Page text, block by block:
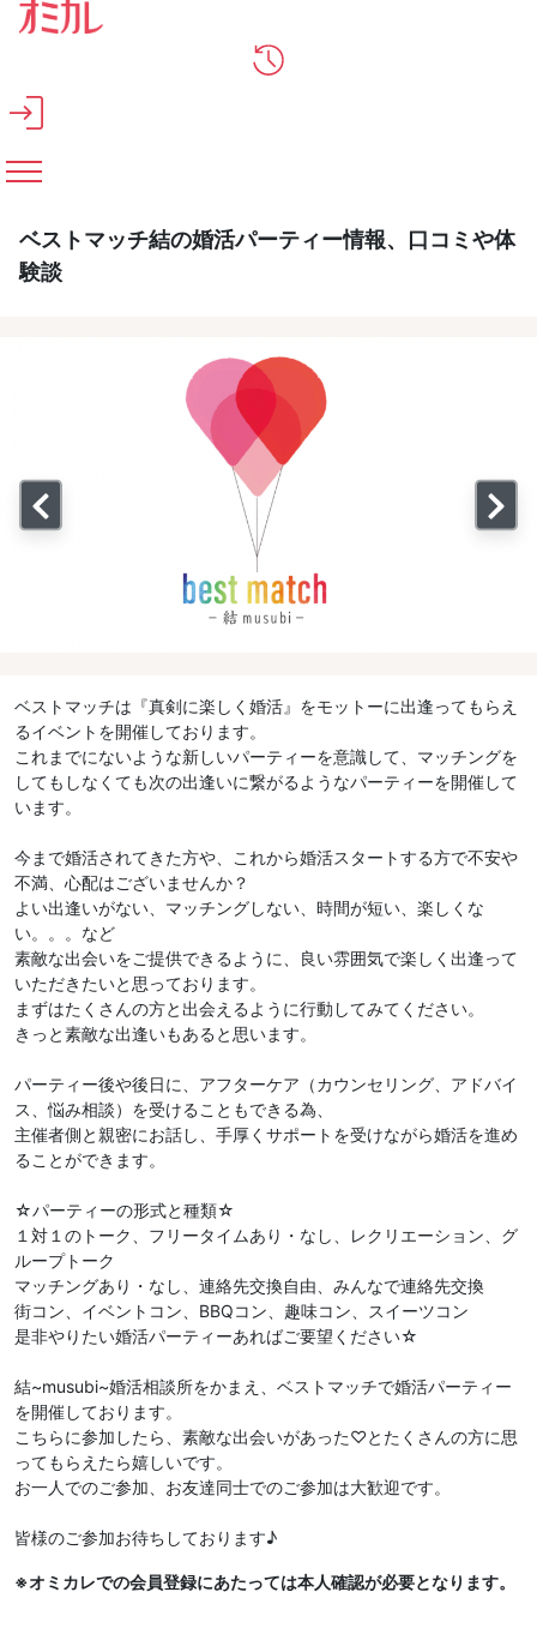
メインコンテンツへスキップ
ベストマッチ結の婚活パーティー情報、口コミや体
験談
ベストマッチは『真剣に楽しく婚活』をモットーに出逢ってもらえ
るイベントを開催しております。
これまでにないような新しいパーティーを意識して、マッチングを
してもしなくても次の出逢いに繋がるようなパーティーを開催して
います。
今まで婚活されてきた方や、これから婚活スタートする方で不安や
不満、心配はございませんか？
よい出逢いがない、マッチングしない、時間が短い、楽しくな
い。。。など
素敵な出会いをご提供できるように、良い雰囲気で楽しく出逢って
いただきたいと思っております。
まずはたくさんの方と出会えるように行動してみてください。
きっと素敵な出逢いもあると思います。
パーティー後や後日に、アフターケア（カウンセリング、アドバイ
ス、悩み相談）を受けることもできる為、
主催者側と親密にお話し、手厚くサポートを受けながら婚活を進め
ることができます。
☆パーティーの形式と種類☆
１対１のトーク、フリータイムあり・なし、レクリエーション、グ
ループトーク
マッチングあり・なし、連絡先交換自由、みんなで連絡先交換
街コン、イベントコン、BBQコン、趣味コン、スイーツコン
是非やりたい婚活パーティーあればご要望ください☆
結~musubi~婚活相談所をかまえ、ベストマッチで婚活パーティー
を開催しております。
こちらに参加したら、素敵な出会いがあった♡とたくさんの方に思
ってもらえたら嬉しいです。
お一人でのご参加、お友達同士でのご参加は大歓迎です。
皆様のご参加お待ちしております♪
※オミカレでの会員登録にあたっては本人確認が必要となります。